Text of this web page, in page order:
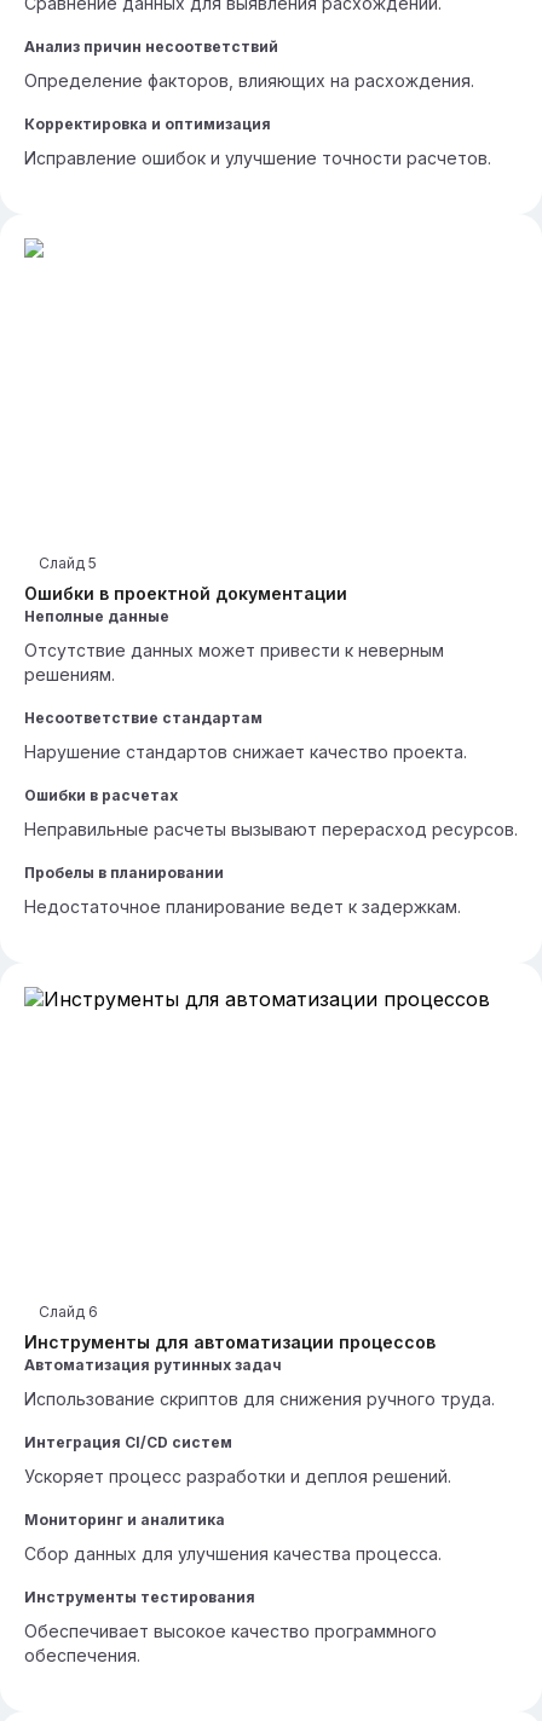
Анализ причин несоответствий
Определение факторов, влияющих на расхождения.
Корректировка и оптимизация
Исправление ошибок и улучшение точности расчетов.
Ошибки в проектной документации
Слайд 5
Неполные данные
Отсутствие данных может привести к неверным
решениям.
Несоответствие стандартам
Нарушение стандартов снижает качество проекта.
Ошибки в расчетах
Неправильные расчеты вызывают перерасход ресурсов.
Пробелы в планировании
Недостаточное планирование ведет к задержкам.
Инструменты для автоматизации процессов
Слайд 6
Автоматизация рутинных задач
Использование скриптов для снижения ручного труда.
Интеграция CI/CD систем
Ускоряет процесс разработки и деплоя решений.
Мониторинг и аналитика
Сбор данных для улучшения качества процесса.
Инструменты тестирования
Обеспечивает высокое качество программного
обеспечения.